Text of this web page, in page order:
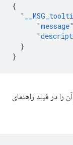
{
"message"
}
}
را در فیلد راهنمای